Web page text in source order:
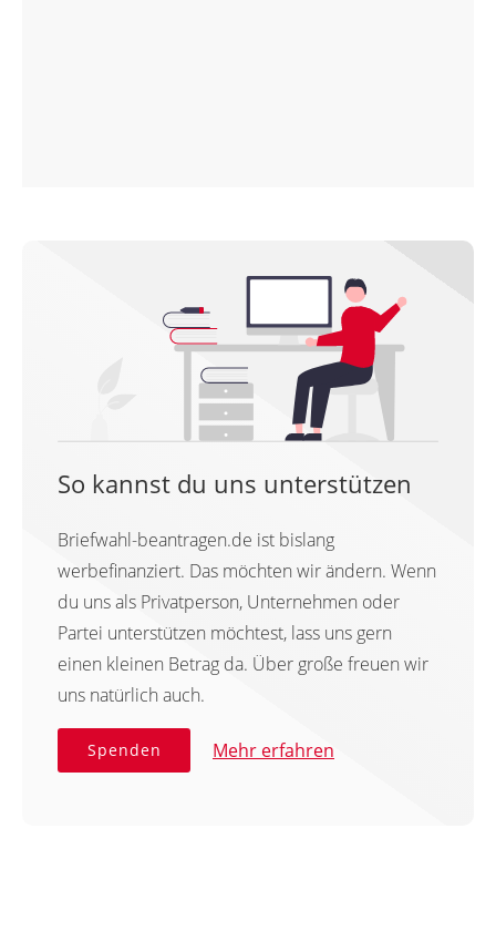
So kannst du uns unterstützen
Briefwahl-beantragen.de ist bislang
werbefinanziert. Das möchten wir ändern. Wenn
du uns als Privatperson, Unternehmen oder
Partei unterstützen möchtest, lass uns gern
einen kleinen Betrag da. Über große freuen wir
uns natürlich auch.
Spenden Mehr erfahren